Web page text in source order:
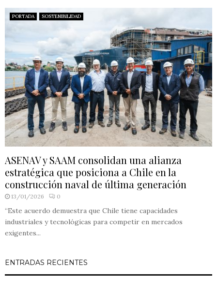
PORTADA SOSTENIBILIDAD
ASENAV y SAAM consolidan una alianza
estratégica que posiciona a Chile en la
construcción naval de última generación
13/01/2026 0
“Este acuerdo demuestra que Chile tiene capacidades
industriales y tecnológicas para competir en mercados
exigentes...
ENTRADAS RECIENTES